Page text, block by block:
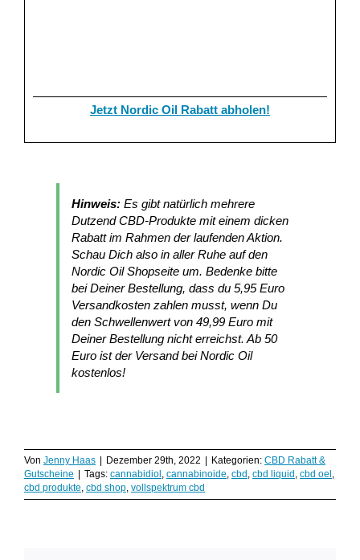
Jetzt Nordic Oil Rabatt abholen!
Hinweis: Es gibt natürlich mehrere
Dutzend CBD-Produkte mit einem dicken
Rabatt im Rahmen der laufenden Aktion.
Schau Dich also in aller Ruhe auf den
Nordic Oil Shopseite um. Bedenke bitte
bei Deiner Bestellung, dass du 5,95 Euro
Versandkosten zahlen musst, wenn Du
den Schwellenwert von 49,99 Euro mit
Deiner Bestellung nicht erreichst. Ab 50
Euro ist der Versand bei Nordic Oil
kostenlos!
Von Jenny Haas | Dezember 29th, 2022 | Kategorien: CBD Rabatt &
Gutscheine | Tags: cannabidiol cannabinoide cbd cbd liquid cbd oel
cbd produkte cbd shop vollspektrum cbd